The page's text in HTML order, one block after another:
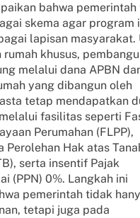
bahwa
skema agar program
lapisan masyarakat.
rumah khusus,
melalui dana APBN
yang dibangun oleh
tetap mendapatkan
fasilitas seperti
Perumahan (FLPP),
Perolehan Hak atas
serta insentif Pajak
(PPN) 0%. Langkah ini
pemerintah tidak
tetapi juga pada